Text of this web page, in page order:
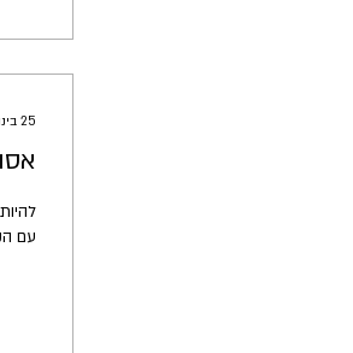
25 בינו׳ 2024
עם